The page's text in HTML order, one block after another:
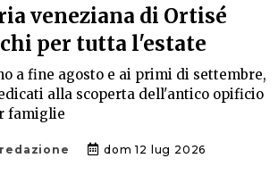
veneziana di Ortisé
per tutta l'estate
a fine agosto e ai primi di settembre,
alla scoperta dell'antico opificio
famiglie
dom 12 lug 2026